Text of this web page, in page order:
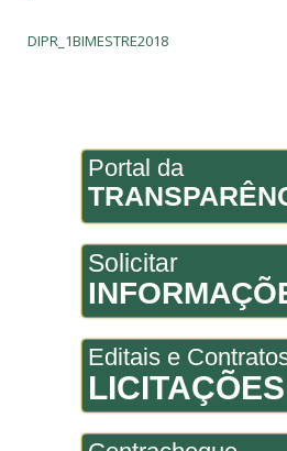
DIPR_1BIMESTRE2018
Portal da
Solicitar
Editais e
LICITAÇÕES